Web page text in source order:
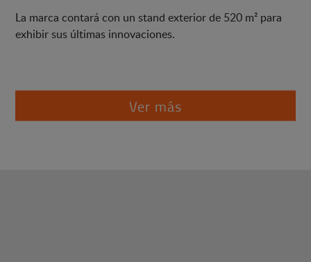
La marca contará con un stand exterior de 520 m² para
exhibir sus últimas innovaciones.
Ver más